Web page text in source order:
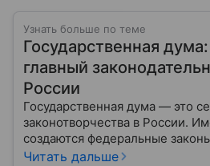
Узнать больше по теме
Государственная
главный
России
Государственная дума — это
законотворчества в России.
создаются федеральные
жизни каждого гражданина: от
Читать дальше